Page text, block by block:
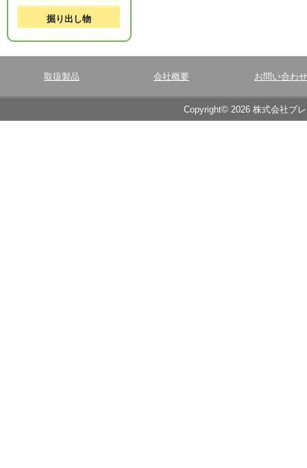
掘り出し物
取扱製品 会社概要 お問い合わせ
Copyright© 2026 株式会社ブ